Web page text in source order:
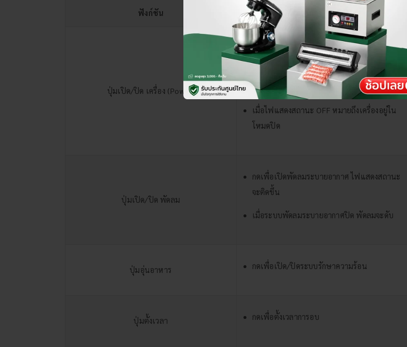
ฟังก์ชัน วิธีการใช้งาน
ปุ่มเปิด/ปิด เครื่อง (Power)
กดปุ่ม Power สีเหลืองเพื่อเปิดหรือปิดเครื่อง
เมื่อเปิดเครื่อง ไฟแสดงสถานะจะติดขึ้น และ
หน้าจอแสดงอุณหภูมิหลัก จะแสดงค่าอุณหภูมิ
เมื่อไฟแสดงสถานะ OFF หมายถึงเครื่องอยู่ใน
โหมดปิด
ปุ่มเปิด/ปิด พัดลม
กดเพื่อเปิดพัดลมระบายอากาศ ไฟแสดงสถานะ
จะติดขึ้น
เมื่อระบบพัดลมระบายอากาศปิด พัดลมจะดับ
ปุ่มอุ่นอาหาร กดเพื่อเปิด/ปิดระบบรักษาความร้อน
ปุ่มตั้งเวลา กดเพื่อตั้งเวลาการอบ